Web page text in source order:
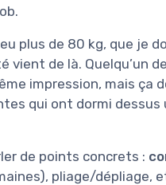
plus de 80 kg, que je
de là. Quelqu’un
impression, mais ça
qui ont dormi
de points concrets :
pliage/dépliage,